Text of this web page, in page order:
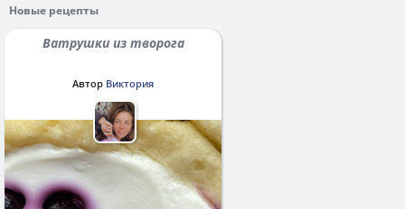
Новые рецепты
Ватрушки из творога
Автор Виктория